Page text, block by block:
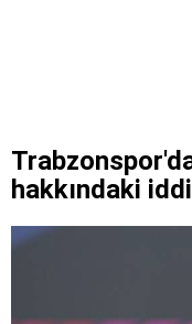
hakkındaki